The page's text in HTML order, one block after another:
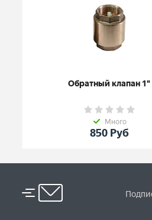
Обратный клапан 1"
Много
850Руб